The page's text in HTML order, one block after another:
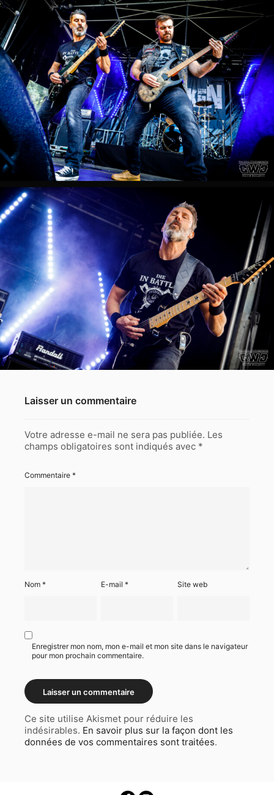
Laisser un commentaire
Votre adresse e-mail ne sera pas publiée. Les
champs obligatoires sont indiqués avec *
Commentaire *
Nom * E-mail* Site web
Enregistrer mon nom, mon e-mail et mon site dans le navigateur
pour mon prochain commentaire.
Ce site utilise Akismet pour réduire les
indésirables. En savoir plus sur la façon dont les
données de vos commentaires sont traitées.